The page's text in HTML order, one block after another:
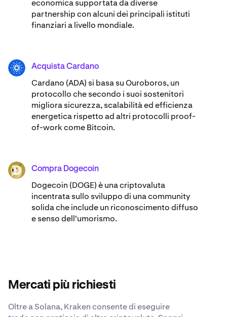
economica supportata da diverse
partnership con alcuni dei principali istituti
finanziari a livello mondiale.
ADA Acquista Cardano
Cardano (ADA) ​​si basa su Ouroboros, un
protocollo che secondo i suoi sostenitori
migliora sicurezza, scalabilità ed efficienza
energetica rispetto ad altri protocolli proof-
of-work come Bitcoin.
DOGE Compra Dogecoin
Dogecoin (DOGE) è una criptovaluta
incentrata sullo sviluppo di una community
solida che include un riconoscimento diffuso
e senso dell'umorismo.
Mercati più richiesti
Oltre a Solana, Kraken consente di eseguire